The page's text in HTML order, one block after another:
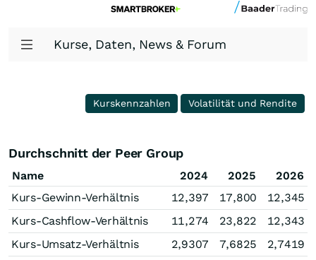
Kurse, Daten, News & Forum
Kurskennzahlen Volatilität und Rendite
Durchschnitt der Peer Group
Name 2024 2025
2026
Kurs-Gewinn-Verhältnis
12,397 17,800
12,345
Kurs-Cashflow-Verhältnis
11,274 23,822
12,343
Kurs-Umsatz-Verhältnis
2,9307 7,6825
2,7419